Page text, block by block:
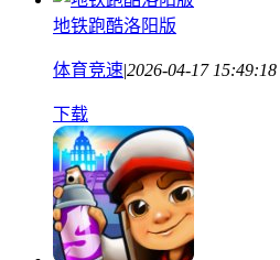
地铁跑酷洛阳版
体育竞速|2026-04-17 15:49:18
下载